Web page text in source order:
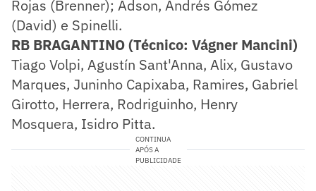
Rojas (Brenner); Adson, Andrés Gómez
(David) e Spinelli.
RB BRAGANTINO (Técnico: Vágner Mancini)
Tiago Volpi, Agustín Sant'Anna, Alix, Gustavo
Marques, Juninho Capixaba, Ramires, Gabriel
Girotto, Herrera, Rodriguinho, Henry
Mosquera, Isidro Pitta.
CONTINUA
APÓS A
PUBLICIDADE